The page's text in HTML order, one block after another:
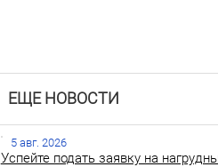
ЕЩЕ НОВОСТИ
5 авг. 2026
Успейте подать заявку на